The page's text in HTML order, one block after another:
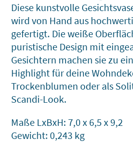
Diese kunstvolle
wird von Hand aus
gefertigt. Die weiße
puristische Design mit
Gesichtern machen sie zu
Highlight für deine
Trockenblumen oder als
Scandi-Look.
Maße LxBxH: 7,0 x 6,5 x 9,2
Gewicht: 0,243 kg